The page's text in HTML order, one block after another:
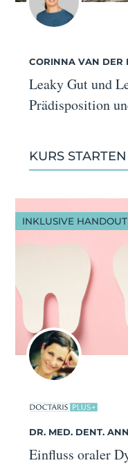
CORINNA VAN DER
Leaky Gut und
Prädisposition
KURS STARTEN
INKLUSIVE HANDOUT
DR. MED. DENT.
Einfluss oraler